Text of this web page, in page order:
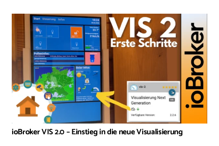
ioBroker VIS 2.0 – Einstieg in die neue Visualisierung